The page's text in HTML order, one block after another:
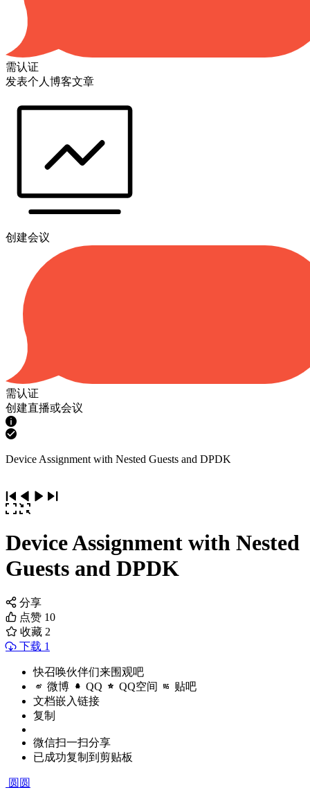
需认证
发表个人博客文章
创建会议
需认证
创建直播或会议
Device Assignment with Nested Guests and DPDK
Device Assignment with Nested
Guests and DPDK
分享
点赞 10
收藏 2
下载 1
快召唤伙伴们来围观吧
微博 QQ QQ空间 贴吧
文档嵌入链接
复制
微信扫一扫分享
已成功复制到剪贴板
圆圆